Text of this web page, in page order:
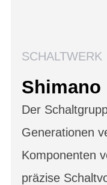
SCHALTWERK
Shimano
Der
Generationen
Komponenten
präzise